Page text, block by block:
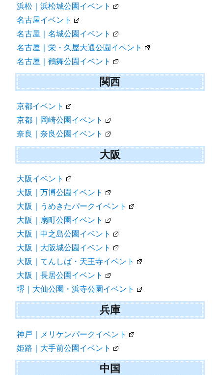
浜松｜浜松城公園イベント
名古屋イベント
名古屋｜名城公園イベント
名古屋｜栄・久屋大通公園イベント
名古屋｜鶴舞公園イベント
関西
京都イベント
京都｜岡崎公園イベント
奈良｜奈良公園イベント
大阪
大阪イベント
大阪｜万博公園イベント
大阪｜うめきたパークイベント
大阪｜扇町公園イベント
大阪｜中之島公園イベント
大阪｜大阪城公園イベント
大阪｜てんしば・天王寺イベント
大阪｜長居公園イベント
堺｜大仙公園・浜寺公園イベント
兵庫
神戸｜メリケンパークイベント
姫路｜大手前公園イベント
中国